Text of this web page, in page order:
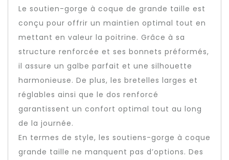
Le soutien-gorge à coque de grande taille est
conçu pour offrir un maintien optimal tout en
mettant en valeur la poitrine. Grâce à sa
structure renforcée et ses bonnets préformés,
il assure un galbe parfait et une silhouette
harmonieuse. De plus, les bretelles larges et
réglables ainsi que le dos renforcé
garantissent un confort optimal tout au long
de la journée.
En termes de style, les soutiens-gorge à coque
grande taille ne manquent pas d’options. Des